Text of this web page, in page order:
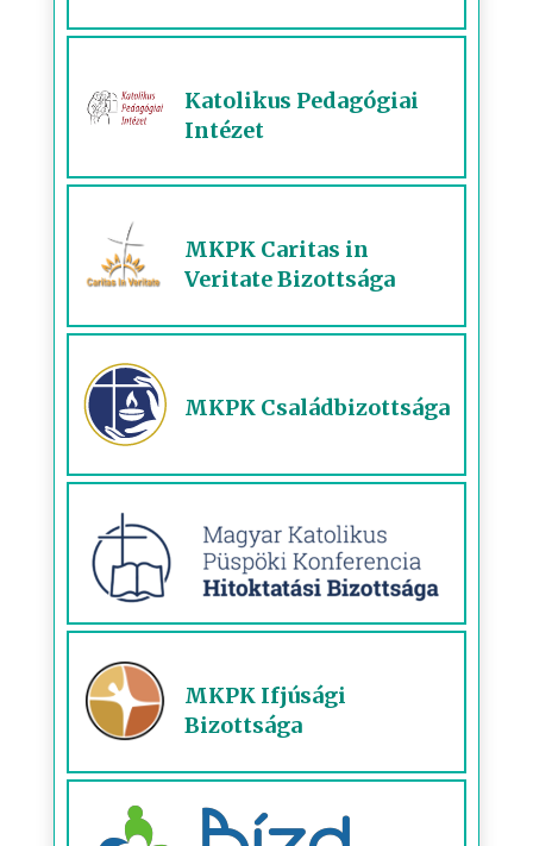
Katolikus Pedagógiai
Intézet
MKPK Caritas in
Veritate Bizottsága
MKPK Családbizottsága
MKPK Ifjúsági
Bizottsága